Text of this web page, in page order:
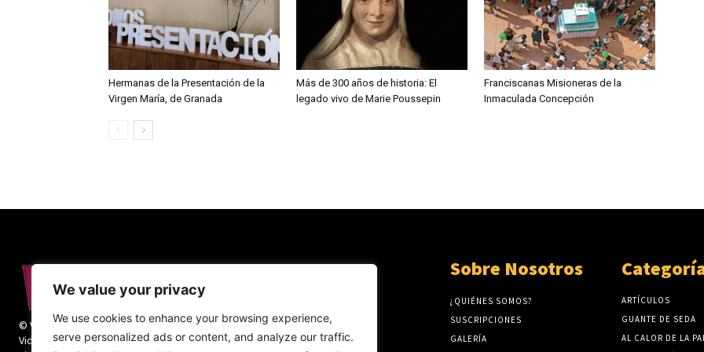
We value your privacy
We use cookies to enhance your browsing experience,
serve personalized ads or content, and analyze our traffic.
Hermanas de la Presentación de la
Virgen María, de Granada
Más de 300 años de historia: El
legado vivo de Marie Poussepin
Franciscanas Misioneras de la
Inmaculada Concepción
© Vida Religiosa. Todos los derechos reservados.
Vida Religiosa es una revista mensual y además
Sobre Nosotros
¿QUIÉNES SOMOS?
SUSCRIPCIONES
GALERÍA
ARTÍCULOS
GUANTE DE SEDA
AL CALOR DE LA